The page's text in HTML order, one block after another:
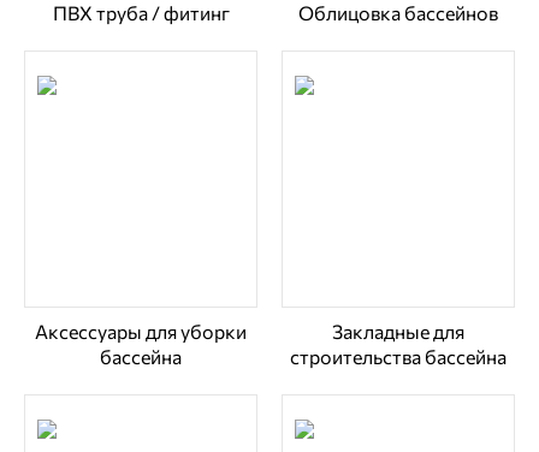
ПВХ труба / фитинг Облицовка бассейнов
Аксессуары для уборки
бассейна
Закладные для
строительства бассейна